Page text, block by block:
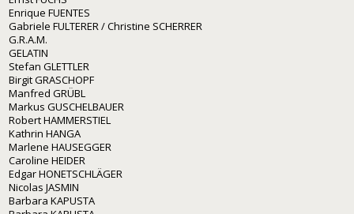
Enrique FUENTES
Gabriele FULTERER / Christine SCHERRER
G.R.A.M.
GELATIN
Stefan GLETTLER
Birgit GRASCHOPF
Manfred GRÜBL
Markus GUSCHELBAUER
Robert HAMMERSTIEL
Kathrin HANGA
Marlene HAUSEGGER
Caroline HEIDER
Edgar HONETSCHLÄGER
Nicolas JASMIN
Barbara KAPUSTA